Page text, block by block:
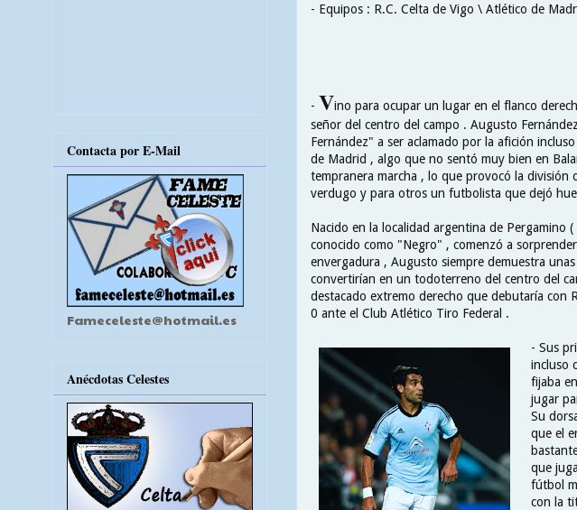
- Equipos : R.C. Celta de Vigo \ Atlético de
- Vino para ocupar un lugar en el flanco
señor del centro del campo . Augusto
Fernández" a ser aclamado por la afición
de Madrid , algo que no sentó muy bien en
tempranera marcha , lo que provocó la
verdugo y para otros un futbolista que dejó
Nacido en la localidad argentina de Pergamino
conocido como "Negro" , comenzó a
envergadura , Augusto siempre demuestra
convertirían en un todoterreno del centro del
destacado extremo derecho que debutaría con
0 ante el Club Atlético Tiro Federal .
- Sus
incluso
fijaba
jugar
Su
que el
que
fútbol
con la
Contacta por E-Mail
Fameceleste@hotmail.es
Anécdotas Celestes